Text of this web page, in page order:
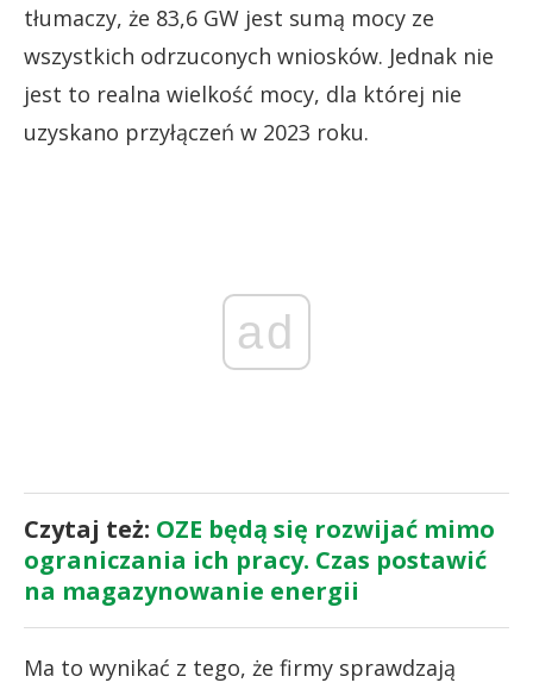
tłumaczy, że 83,6 GW jest sumą mocy ze
wszystkich odrzuconych wniosków. Jednak nie
jest to realna wielkość mocy, dla której nie
uzyskano przyłączeń w 2023 roku.
ad
Czytaj też: OZE będą się rozwijać mimo
ograniczania ich pracy. Czas postawić
na magazynowanie energii
Ma to wynikać z tego, że firmy sprawdzają